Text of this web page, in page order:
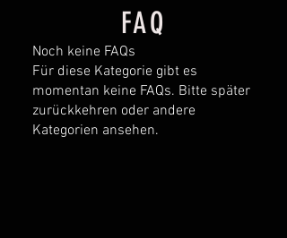
FAQ
Noch keine FAQs
Für diese Kategorie gibt es
momentan keine FAQs. Bitte später
zurückkehren oder andere
Kategorien ansehen.